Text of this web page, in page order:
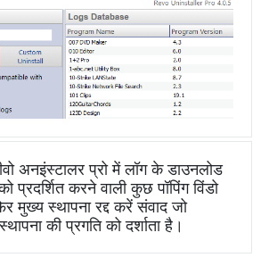
अनइंस्टालर प्रो में लॉग के डाउनलोड
प्रदर्शित करने वाली कुछ पॉपिंग विंडो
मुख्य स्थापना रद्द करें संवाद जो
की प्रगति को दर्शाता है।